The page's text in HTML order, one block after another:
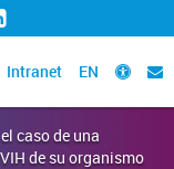
Intranet EN
caso de una
de su organismo